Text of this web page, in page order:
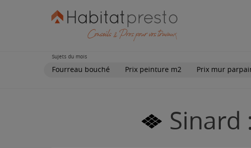
Sujets du mois
Fourreau bouché Prix peinture m2 Prix mur
Sinard